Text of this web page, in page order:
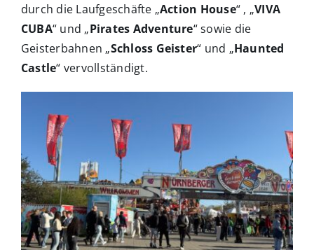
durch die Laufgeschäfte „Action House“ , „VIVA
CUBA“ und „Pirates Adventure“ sowie die
Geisterbahnen „Schloss Geister“ und „Haunted
Castle“ vervollständigt.